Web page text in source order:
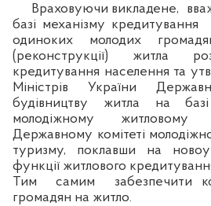
Враховуючи викладене,
базі механізму
одиноких молодих
(реконструкції) житла
кредитування населення та
Міністрів України
будівництву житла на
молодіжному житловому
Державному комітеті
туризму, поклавши на
функції житлового
Тим самим забезпечити
громадян на житло.